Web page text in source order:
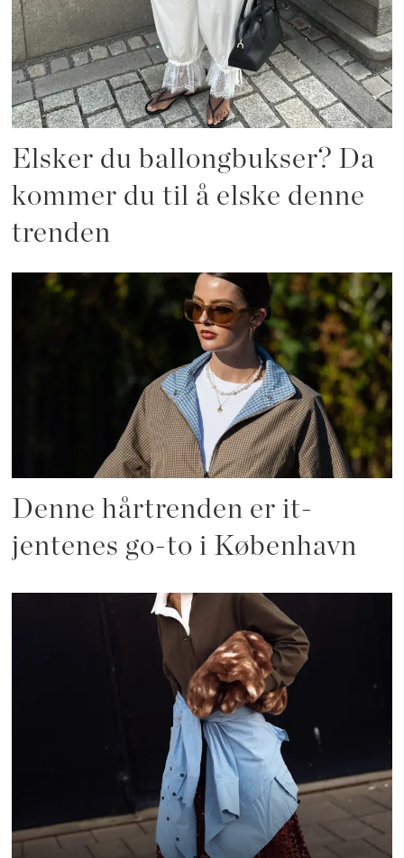
Elsker du ballongbukser? Da
kommer du til å elske denne
trenden
Denne hårtrenden er it-
jentenes go-to i København